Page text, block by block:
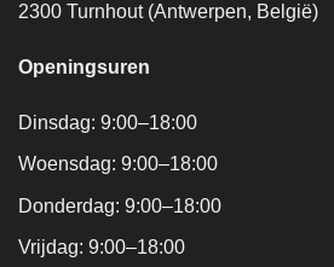
2300 Turnhout (Antwerpen, België)
Openingsuren
Dinsdag: 9:00–18:00
Woensdag: 9:00–18:00
Donderdag: 9:00–18:00
Vrijdag: 9:00–18:00